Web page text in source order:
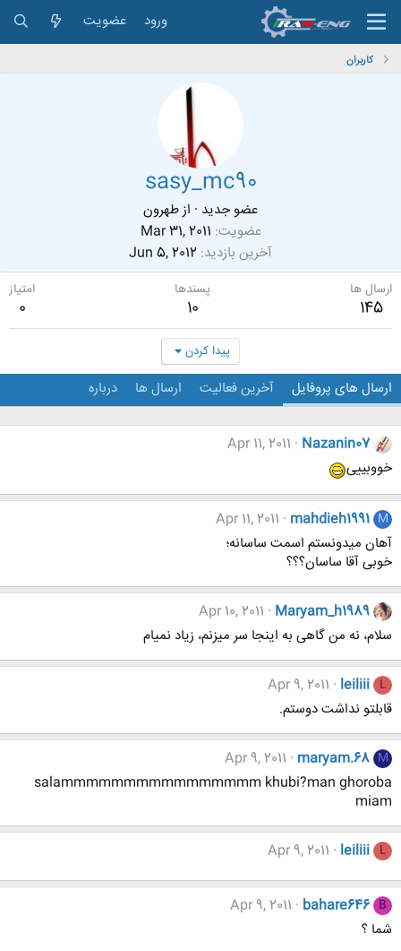
ورود عضویت
کاربران
sasy_mc90
عضو جدید · ازطهرون
عضویت Mar 31, 2011
آخرین بازدید Jun 5, 2012
ارسال ها
145
پسندها
10
امتیاز
0
پیدا کردن
ارسال های پروفایل آخرین فعالیت ارسال ها درباره
Nazanin07
Apr 11, 2011
خووبییی
M
mahdieh1991
Apr 11, 2011
آهان میدونستم اسمت ساسانه؛
خوبی آقا ساسان؟؟؟
Maryam_h1989
Apr 10, 2011
سلام، نه من گاهی به اینجا سر میزنم، زیاد نمیام
L
leiliii
Apr 9, 2011
قابلتو نداشت دوستم.
M
maryam.68
Apr 9, 2011
salammmmmmmmmmmmmmmm khubi?man ghoroba
miam
L
leiliii
Apr 9, 2011
B
bahare646
Apr 9, 2011
شما ؟